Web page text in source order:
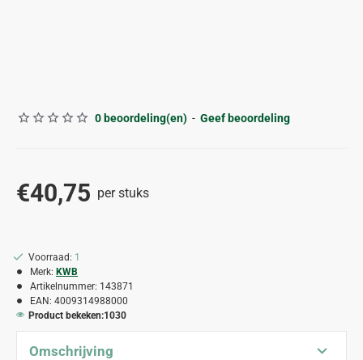
0 beoordeling(en) - Geef beoordeling
€40,75 per stuks
Voorraad: 1
Merk: KWB
Artikelnummer: 143871
EAN: 4009314988000
Product bekeken:1030
Omschrijving